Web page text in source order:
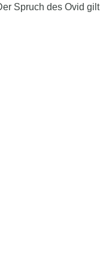
Spruch des Ovid gilt